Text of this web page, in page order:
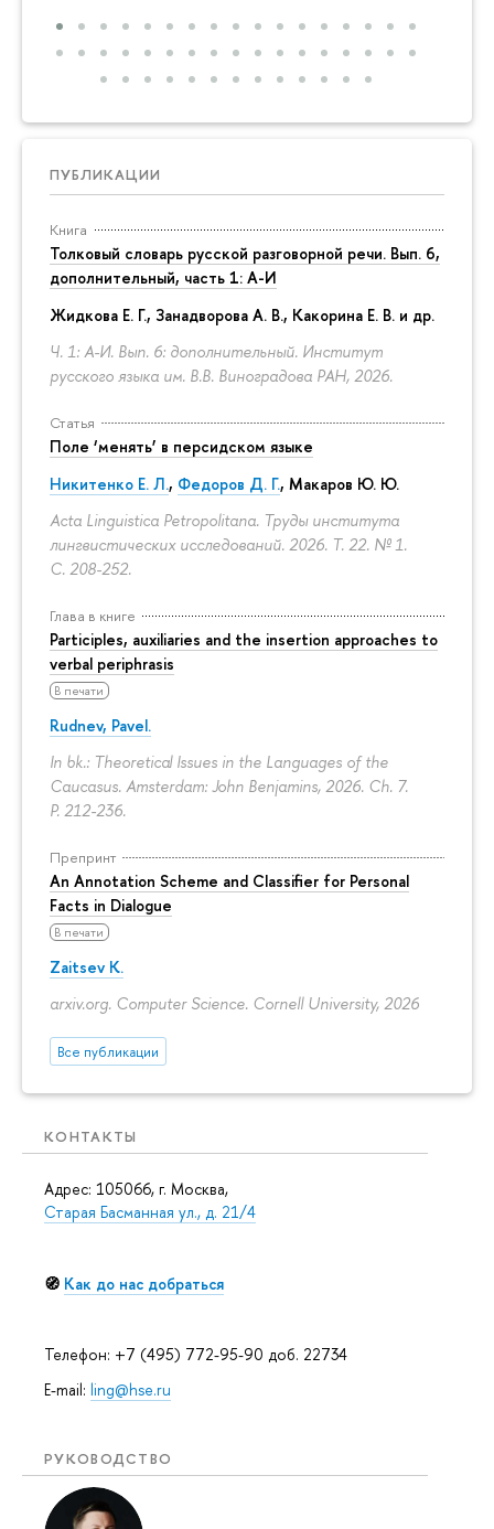
ПУБЛИКАЦИИ
Книга
Толковый словарь русской разговорной речи. Вып. 6,
дополнительный, часть 1: А-И
Жидкова Е. Г., Занадворова А. В., Какорина Е. В. и др.
Ч. 1: А-И. Вып. 6: дополнительный. Институт
русского языка им. В.В. Виноградова РАН, 2026.
Статья
Поле ‘менять’ в персидском языке
Никитенко Е. Л., Федоров Д. Г., Макаров Ю. Ю.
Acta Linguistica Petropolitana. Труды института
лингвистических исследований. 2026. Т. 22. № 1.
С. 208-252.
Глава в книге
Participles, auxiliaries and the insertion approaches to
verbal periphrasis
В печати
Rudnev, Pavel.
In bk.: Theoretical Issues in the Languages of the
Caucasus. Amsterdam: John Benjamins, 2026. Ch. 7.
P. 212-236.
Препринт
An Annotation Scheme and Classifier for Personal
Facts in Dialogue
В печати
Zaitsev K.
arxiv.org. Computer Science. Cornell University, 2026
Все публикации
КОНТАКТЫ
Адрес: 105066, г. Москва,
Старая Басманная ул., д. 21/4
🧭 Как до нас добраться
Телефон: +7 (495) 772-95-90 доб. 22734
E-mail: ling@hse.ru
РУКОВОДСТВО